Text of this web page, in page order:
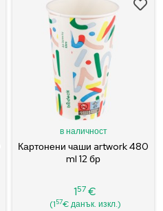
в наличност
Картонени чаши artwork 480
ml 12 бр
Цена
157 €
(157€ данък. изкл.)